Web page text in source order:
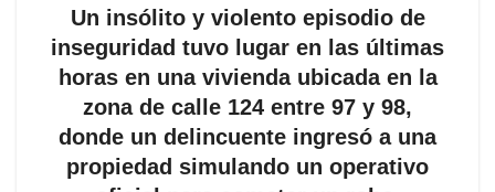
Un insólito y violento episodio de
inseguridad tuvo lugar en las últimas
horas en una vivienda ubicada en la
zona de calle 124 entre 97 y 98,
donde un delincuente ingresó a una
propiedad simulando un operativo